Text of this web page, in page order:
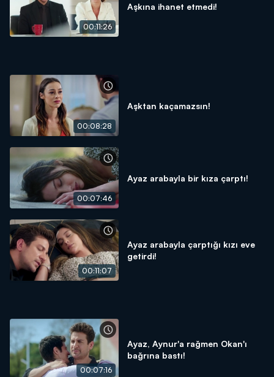
00:11:26
Aşkına ihanet etmedi!
00:08:28
Aşktan kaçamazsın!
00:07:46
Ayaz arabayla bir kıza çarptı!
00:11:07
Ayaz arabayla çarptığı kızı eve
getirdi!
00:07:16
Ayaz, Aynur'a rağmen Okan'ı
bağrına bastı!